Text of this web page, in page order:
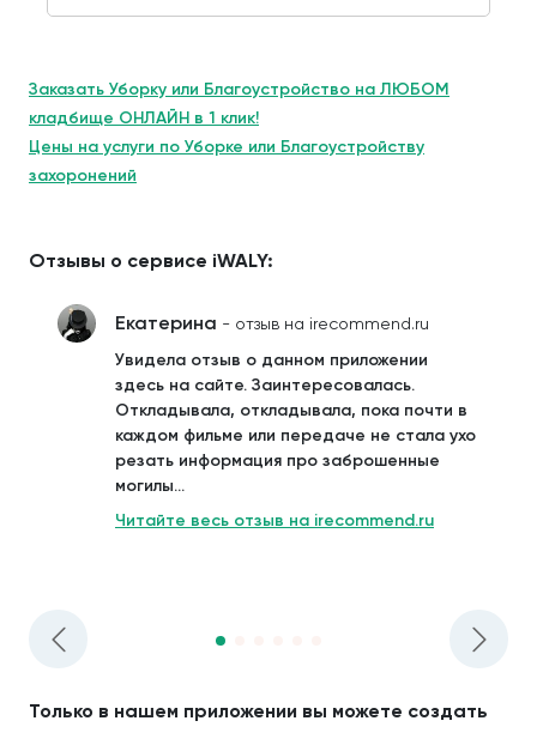
Заказать Уборку или Благоустройство на ЛЮБОМ
кладбище ОНЛАЙН в 1 клик!
Цены на услуги по Уборке или Благоустройству
захоронений
Отзывы о сервисе iWALY:
Екатерина - отзыв на irecommend.ru
Увидела отзыв о данном приложении
здесь на сайте. Заинтересовалась.
Откладывала, откладывала, пока почти в
каждом фильме или передаче не стала ухо
резать информация про заброшенные
могилы...
Читайте весь отзыв на irecommend.ru
Только в нашем приложении вы можете создать